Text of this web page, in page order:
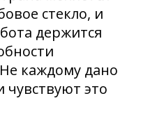
стекло, и
держится
каждому дано
чувствуют это